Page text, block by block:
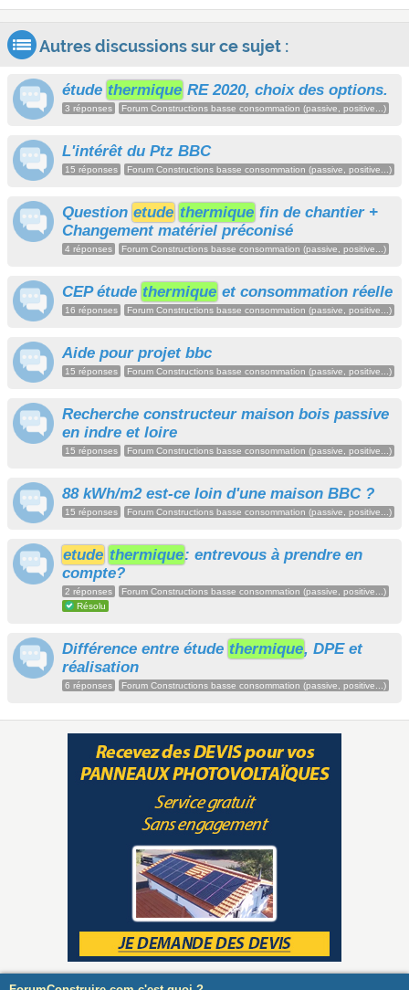
Autres discussions sur ce sujet :
étude thermique RE 2020, choix des options.
3 réponses Forum Constructions basse consommation (passive, positive...)
L'intérêt du Ptz BBC
15 réponses Forum Constructions basse consommation (passive, positive...)
Question etude thermique fin de chantier +
Changement matériel préconisé
4 réponses Forum Constructions basse consommation (passive, positive...)
CEP étude thermique et consommation réelle
16 réponses Forum Constructions basse consommation (passive, positive...)
Aide pour projet bbc
15 réponses Forum Constructions basse consommation (passive, positive...)
Recherche constructeur maison bois passive
en indre et loire
15 réponses Forum Constructions basse consommation (passive, positive...)
88 kWh/m2 est-ce loin d'une maison BBC ?
15 réponses Forum Constructions basse consommation (passive, positive...)
etude thermique: entrevous à prendre en
compte?
2 réponses
Forum Constructions basse consommation (passive, positive...)
Résolu
Différence entre étude thermique, DPE et
réalisation
6 réponses Forum Constructions basse consommation (passive, positive...)